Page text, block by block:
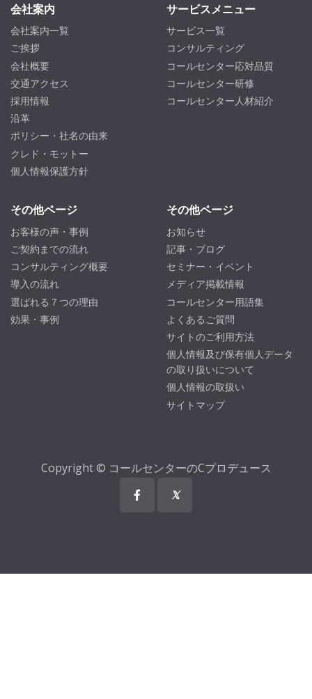
会社案内
会社案内一覧
ご挨拶
会社概要
交通アクセス
採用情報
沿革
ポリシー・社名の由来
クレド・モットー
個人情報保護方針
サービスメニュー
サービス一覧
コンサルティング
コールセンター応対品質
コールセンター研修
コールセンター人材紹介
その他ページ
お客様の声・事例
ご契約までの流れ
コンサルティング概要
導入の流れ
選ばれる７つの理由
効果・事例
その他ページ
お知らせ
記事・ブログ
セミナー・イベント
メディア掲載情報
コールセンター用語集
よくあるご質問
サイトのご利用方法
個人情報及び保有個人データ
の取り扱いについて
個人情報の取扱い
サイトマップ
Copyright © コールセンターのCプロデュース